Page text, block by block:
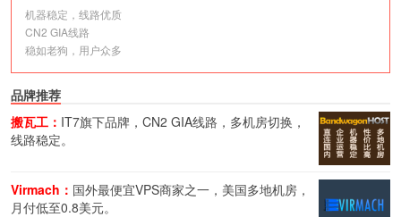
机器稳定，线路优质
CN2 GIA线路
稳如老狗，用户众多
品牌推荐
搬瓦工： IT7旗下品牌，CN2 GIA线路，多机房切换，
线路稳定。
Virmach： 国外最便宜VPS商家之一，美国多地机房，
月付低至0.8美元。